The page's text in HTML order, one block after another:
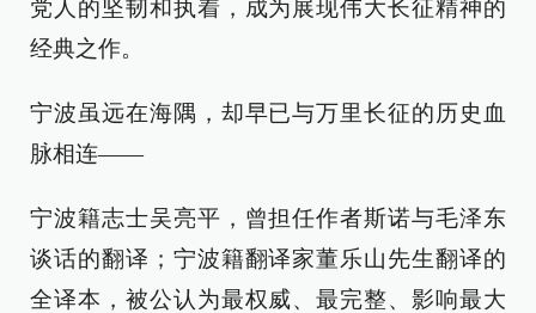
党人的坚韧和执着，成为展现伟大长征精神的
经典之作。
宁波虽远在海隅，却早已与万里长征的历史血
脉相连——
宁波籍志士吴亮平，曾担任作者斯诺与毛泽东
谈话的翻译；宁波籍翻译家董乐山先生翻译的
全译本，被公认为最权威、最完整、影响最大